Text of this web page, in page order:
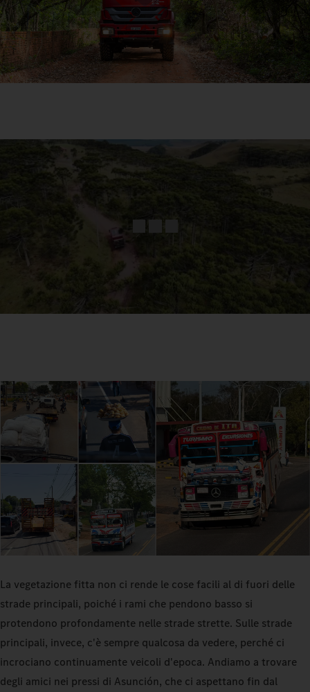
La vegetazione fitta non ci rende le cose facili al di fuori delle
strade principali, poiché i rami che pendono basso si
protendono profondamente nelle strade strette. Sulle strade
principali, invece, c'è sempre qualcosa da vedere, perché ci
incrociano continuamente veicoli d'epoca. Andiamo a trovare
degli amici nei pressi di Asunción, che ci aspettano fin dal